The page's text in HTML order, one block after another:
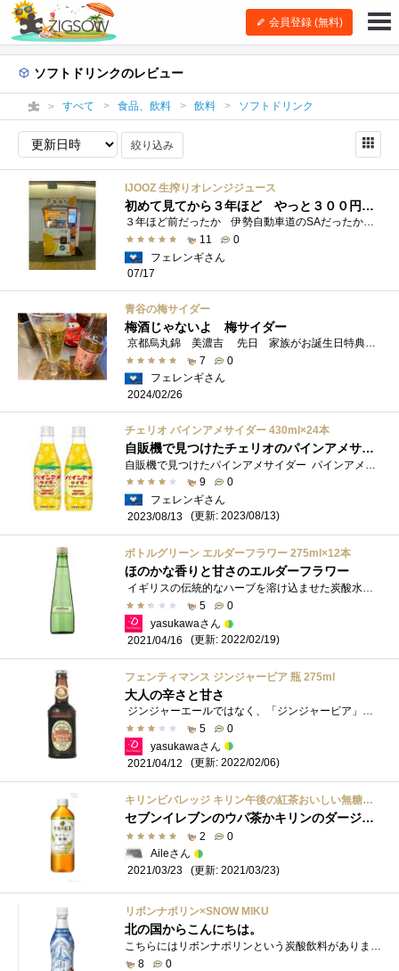
会員登録 (無料)
ソフトドリンクのレビュー
すべて 食品、飲料 飲料 ソフトドリンク
絞り込み
IJOOZ 生搾りオレンジジュース
初めて見てから３年ほど やっと３００円入れた 飲んだよ
３年ほど前だったか 伊勢自動車道のSAだったか 自販機の中には生のオレンジが山盛りどうやらそのオレンジを機械が絞ってジュースを作ってく...
11
0
フェレンギさん
07/17
青谷の梅サイダー
梅酒じゃないよ 梅サイダー
京都烏丸錦 美濃吉 先日 家族がお誕生日特典を利用して訪れた時に お土産としていただいた梅サイダーです。
7
0
フェレンギさん
2024/02/26
チェリオ パインアメサイダー 430ml×24本
自販機で見つけたチェリオのパインアメサイダー そらそ〜よ
9
0
フェレンギさん
2023/08/13
(更新: 2023/08/13)
ボトルグリーン エルダーフラワー 275ml×12本
ほのかな香りと甘さのエルダーフラワー
イギリスの伝統的なハーブを溶け込ませた炭酸水、「ボトルグリーン（BOTTLEGREEN）エルダーフラワー 」。匂いは葉っぱっぽいのですが、爽やか�...
5
0
yasukawaさん
2021/04/16
(更新: 2022/02/19)
フェンティマンス ジンジャービア 瓶 275ml
大人の辛さと甘さ
ジンジャーエールではなく、「ジンジャービア」です。 Beer（ビール）という単語が入っていますが、ビールではないです。正確には「Ale（エー...
5
0
yasukawaさん
2021/04/12
(更新: 2022/02/06)
キリンビバレッジ キリン午後の紅茶おいしい無糖６００ｍｌＰＥＴ
セブンイレブンのウパ茶かキリンのダージリン茶か
2
0
Aileさん
2021/03/23
(更新: 2021/03/23)
リボンナポリン×SNOW MIKU
北の国からこんにちは。
こちらにはリボンナポリンという炭酸飲料がありまして。それのラベルがミクさんになっただけなんですけど、やはり縁起ものですからほいほい�...
8
0